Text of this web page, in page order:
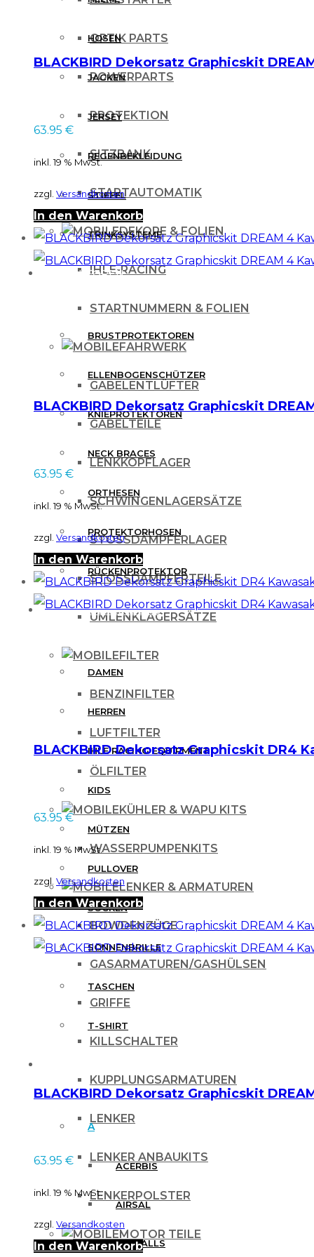
OPTIK PARTS
POWERPARTS
PROTEKTION
SITZBANK
STARTAUTOMATIK
DEKORE & FOLIEN
IHLE-RACING
STARTNUMMERN & FOLIEN
FAHRWERK
GABELENTLÜFTER
GABELTEILE
LENKKOPFLAGER
SCHWINGENLAGERSÄTZE
STOSSDÄMPFERLAGER
STOSSDÄMPFERTEILE
UMLENKLAGERSÄTZE
FILTER
BENZINFILTER
LUFTFILTER
ÖLFILTER
KÜHLER & WAPU KITS
WASSERPUMPENKITS
LENKER & ARMATUREN
BOWDENZÜGE
GASARMATUREN/GASHÜLSEN
GRIFFE
KILLSCHALTER
KUPPLUNGSARMATUREN
LENKER
LENKER ANBAUKITS
LENKERPOLSTER
MOTOR TEILE
HOSEN
JACKEN
JERSEY
REGENBEKLEIDUNG
STIEFEL
TRINKSYSTEME
PROTEKTOREN
BRUSTPROTEKTOREN
ELLENBOGENSCHÜTZER
KNIEPROTEKTOREN
NECK BRACES
ORTHESEN
PROTEKTORHOSEN
RÜCKENPROTEKTOR
FREIZEITBEKLEIDUNG
DAMEN
HERREN
IHLE RACING EQUIPMENT
KIDS
MÜTZEN
PULLOVER
SOCKEN
SONNENBRILLE
TASCHEN
T-SHIRT
A
ACERBIS
AIRSAL
ALLBALLS
BLACKBIRD Dekorsatz Graphicskit
63.95 €
inkl. 19 % MwSt.
zzgl. Versandkosten
In den Warenkorb
BLACKBIRD Dekorsatz Graphicskit
63.95 €
inkl. 19 % MwSt.
zzgl. Versandkosten
In den Warenkorb
BLACKBIRD Dekorsatz Graphicskit DR4
63.95 €
inkl. 19 % MwSt.
zzgl. Versandkosten
In den Warenkorb
BLACKBIRD Dekorsatz Graphicskit
63.95 €
inkl. 19 % MwSt.
zzgl. Versandkosten
In den Warenkorb